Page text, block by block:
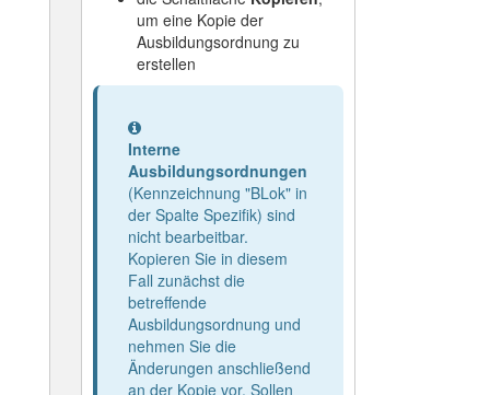
um eine Kopie der
Ausbildungsordnung zu
erstellen
Information
Interne
Ausbildungsordnungen
(Kennzeichnung "BLok" in
der Spalte Spezifik) sind
nicht bearbeitbar.
Kopieren Sie in diesem
Fall zunächst die
betreffende
Ausbildungsordnung und
nehmen Sie die
Änderungen anschließend
an der Kopie vor. Sollen